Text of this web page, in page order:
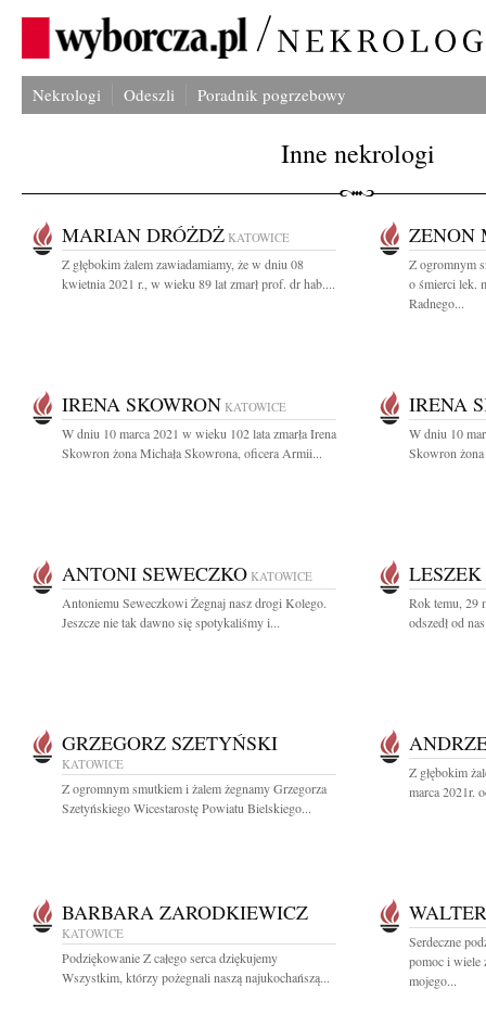
Nekrologi Odeszli Poradnik pogrzebowy
Inne nekrologi
MARIAN DRÓŻDŻ KATOWICE
Z głębokim żalem zawiadamiamy, że w dniu 08
kwietnia 2021 r., w wieku 89 lat zmarł prof. dr hab....
ZENON
Z ogromnym
o śmierci lek.
Radnego...
IRENA SKOWRON KATOWICE
W dniu 10 marca 2021 w wieku 102 lata zmarła Irena
Skowron żona Michała Skowrona, oficera Armii...
IRENA
W dniu 10
Skowron
ANTONI SEWECZKO KATOWICE
Antoniemu Seweczkowi Żegnaj nasz drogi Kolego.
Jeszcze nie tak dawno się spotykaliśmy i...
Rok temu, 29
odszedł od
GRZEGORZ SZETYŃSKI
KATOWICE
Z ogromnym smutkiem i żalem żegnamy Grzegorza
Szetyńskiego Wicestarostę Powiatu Bielskiego...
Z głębokim
marca 2021r.
BARBARA ZARODKIEWICZ
KATOWICE
Podziękowanie Z całego serca dziękujemy
Wszystkim, którzy pożegnali naszą najukochańszą...
Serdeczne
pomoc i wiele
mojego...